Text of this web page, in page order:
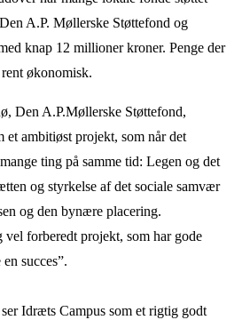
A.P. Møllerske Støttefond og
knap 12 millioner kroner. Penge der
økonomisk.
Den A.P.Møllerske Støttefond,
et ambitiøst projekt, som når det
ting på samme tid: Legen og det
og styrkelse af det sociale samvær
og den bynære placering.
forberedt projekt, som har gode
succes”.
Idræts Campus som et rigtig godt